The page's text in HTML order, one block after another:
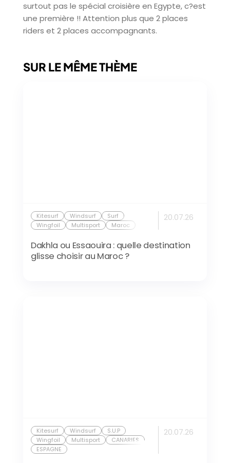
surtout pas le spécial croisière en Egypte, c?est
une première !! Attention plus que 2 places
riders et 2 places accompagnants.
SUR LE MÊME THÈME
Kitesurf Windsurf
Surf
Wingfoil
Multisport Maroc
20.07.26
Dakhla ou Essaouira : quelle destination
glisse choisir au Maroc ?
Kitesurf Windsurf
S.U.P
Wingfoil
Multisport
CANARIES
ESPAGNE
20.07.26